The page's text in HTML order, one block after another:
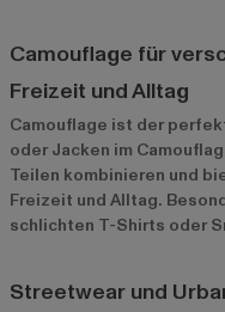
Camouflage für
Freizeit und Alltag
Camouflage ist der
oder Jacken im
Teilen kombinieren und
Freizeit und Alltag.
schlichten T-Shirts oder
Streetwear und